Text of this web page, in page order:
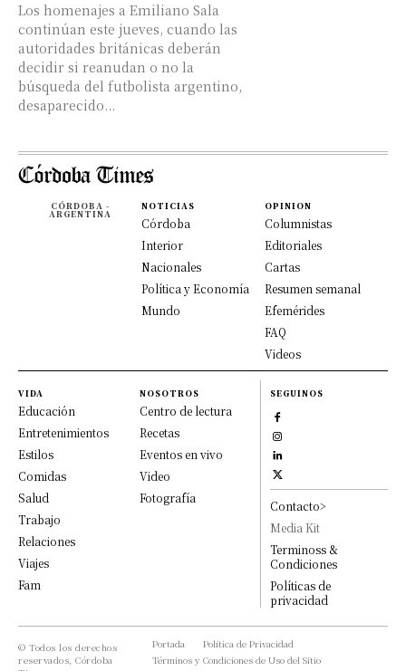
Los homenajes a Emiliano Sala
continúan este jueves, cuando las
autoridades británicas deberán
decidir si reanudan o no la
búsqueda del futbolista argentino,
desaparecido...
CÓRDOBA -
ARGENTINA
NOTICIAS
Córdoba
Interior
Nacionales
Política y Economía
Mundo
OPINION
Columnistas
Editoriales
Cartas
Resumen semanal
Efemérides
FAQ
Videos
VIDA
Educación
Entretenimientos
Estilos
Comidas
Salud
Trabajo
Relaciones
Viajes
Fam
NOSOTROS
Centro de lectura
Recetas
Eventos en vivo
Video
Fotografía
SEGUINOS
Contacto>
Media Kit
Terminoss &
Condiciones
Políticas de
privacidad
© Todos los derechos
reservados, Córdoba
Portada
Política de Privacidad
Términos y Condiciones de Uso del Sitio